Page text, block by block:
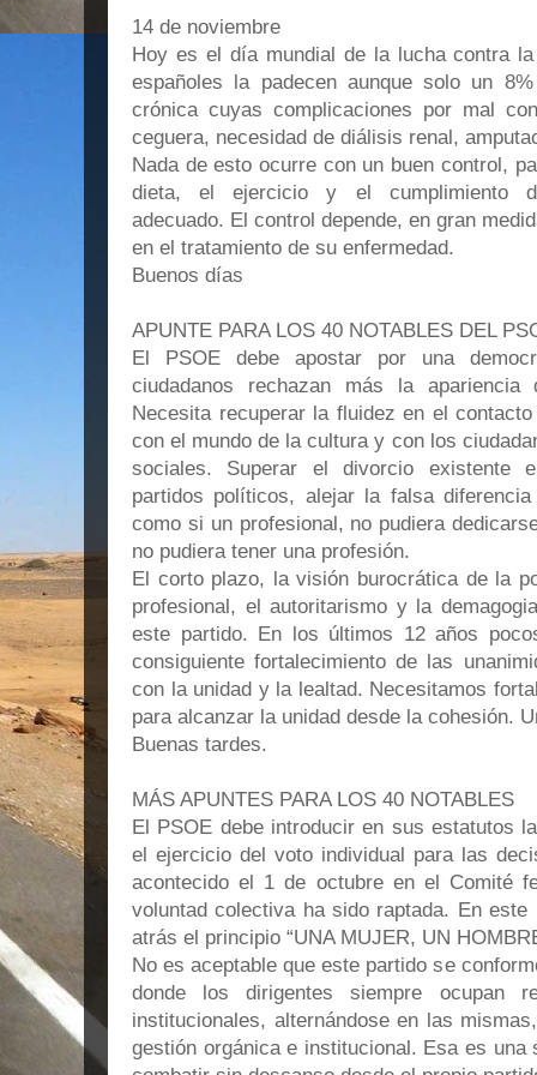
14 de noviembre
Hoy es el día mundial de la lucha contra
españoles la padecen aunque solo un
crónica cuyas complicaciones por mal
ceguera, necesidad de diálisis renal,
Nada de esto ocurre con un buen control,
dieta, el ejercicio y el cumplimiento
adecuado. El control depende, en gran
en el tratamiento de su enfermedad.
Buenos días
APUNTE PARA LOS 40 NOTABLES DEL
El PSOE debe apostar por una
ciudadanos rechazan más la
Necesita recuperar la fluidez en el
con el mundo de la cultura y con los
sociales. Superar el divorcio existente
partidos políticos, alejar la falsa
como si un profesional, no pudiera
no pudiera tener una profesión.
El corto plazo, la visión burocrática de la
profesional, el autoritarismo y la
este partido. En los últimos 12 años
consiguiente fortalecimiento de las
con la unidad y la lealtad. Necesitamos
para alcanzar la unidad desde la cohesión.
Buenas tardes.
MÁS APUNTES PARA LOS 40 NOTABLES
El PSOE debe introducir en sus estatutos
el ejercicio del voto individual para las
acontecido el 1 de octubre en el Comité
voluntad colectiva ha sido raptada. En este
atrás el principio “UNA MUJER, UN
No es aceptable que este partido se
donde los dirigentes siempre ocupan
institucionales, alternándose en las
gestión orgánica e institucional. Esa es una